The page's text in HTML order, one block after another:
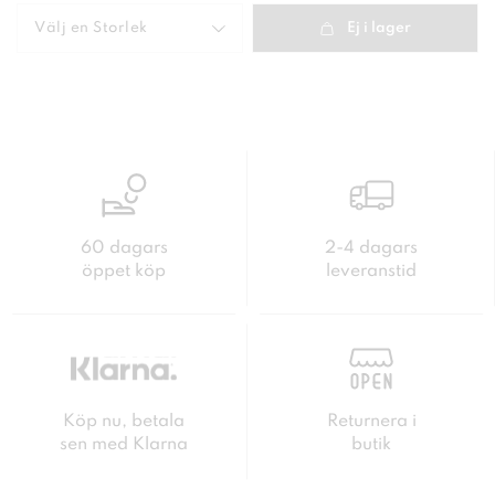
Välj en Storlek Ej i lager
60 dagars
öppet köp
2-4 dagars
leveranstid
Köp nu, betala
sen med Klarna
Returnera i
butik